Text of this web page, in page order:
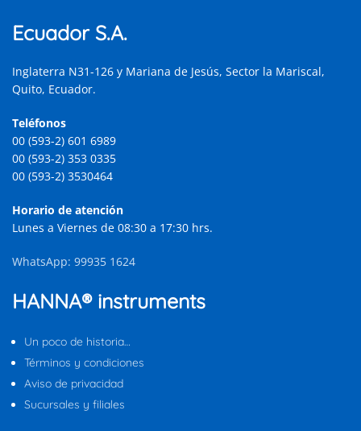
Ecuador S.A.
Inglaterra N31-126 y Mariana de Jesús, Sector la Mariscal,
Quito, Ecuador.
Teléfonos
00 (593-2) 601 6989
00 (593-2) 353 0335
00 (593-2) 3530464
Horario de atención
Lunes a Viernes de 08:30 a 17:30 hrs.
WhatsApp: 99935 1624
HANNA® instruments
Un poco de historia…
Términos y condiciones
Aviso de privacidad
Sucursales y filiales